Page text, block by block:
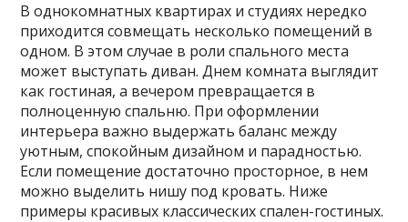
В однокомнатных квартирах и студиях нередко
приходится совмещать несколько помещений в
одном. В этом случае в роли спального места
может выступать диван. Днем комната выглядит
как гостиная, а вечером превращается в
полноценную спальню. При оформлении
интерьера важно выдержать баланс между
уютным, спокойным дизайном и парадностью.
Если помещение достаточно просторное, в нем
можно выделить нишу под кровать. Ниже
примеры красивых классических спален-гостиных.